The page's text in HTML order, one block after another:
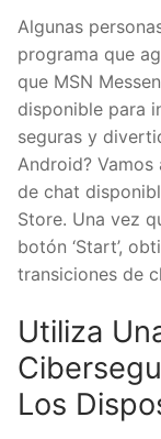
Algunas
programa que
que MSN
disponible para
seguras y
Android?
de chat
Store. Una vez
botón ‘Start’,
transiciones de
Utiliza
Los